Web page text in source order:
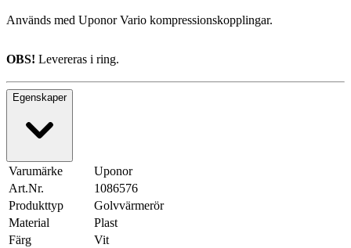
Används med Uponor Vario kompressionskopplingar.
OBS! Levereras i ring.
Egenskaper
Varumärke
Uponor
Art.Nr.
1086576
Produkttyp
Golvvärmerör
Material
Plast
Färg
Vit